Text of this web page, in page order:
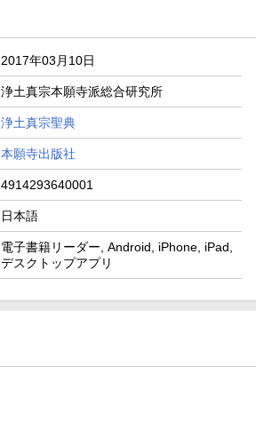
2017年03月10日
浄土真宗本願寺派総合研究所
浄土真宗聖典
本願寺出版社
4914293640001
日本語
電子書籍リーダー, Android, iPhone, iPad,
デスクトップアプリ